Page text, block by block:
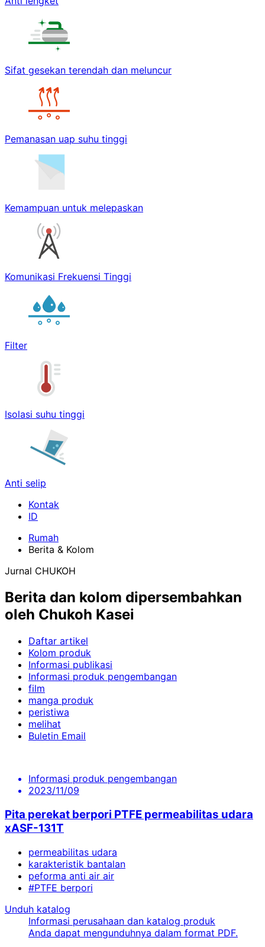
Sifat gesekan terendah dan meluncur
Pemanasan uap suhu tinggi
Kemampuan untuk melepaskan
Komunikasi Frekuensi Tinggi
Filter
Isolasi suhu tinggi
Anti selip
Kontak
Rumah
Berita & Kolom
Jurnal CHUKOH
Berita dan kolom dipersembahkan
oleh Chukoh Kasei
Daftar artikel
Kolom produk
Informasi publikasi
Informasi produk pengembangan
film
manga produk
peristiwa
melihat
Buletin Email
Informasi produk pengembangan
2023/11/09
Pita perekat berpori PTFE permeabilitas udara
xASF-131T
permeabilitas udara
karakteristik bantalan
peforma anti air air
#PTFE berpori
Unduh katalog
Informasi perusahaan dan katalog produk
Anda dapat mengunduhnya dalam format PDF.